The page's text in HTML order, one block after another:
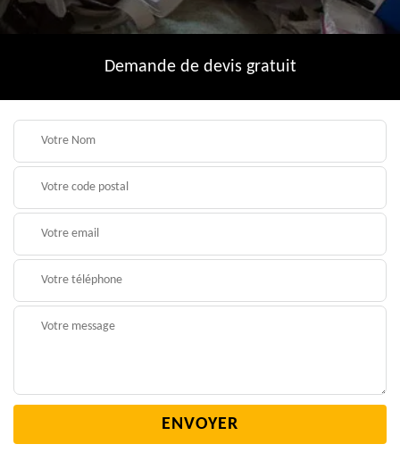
Demande de devis gratuit